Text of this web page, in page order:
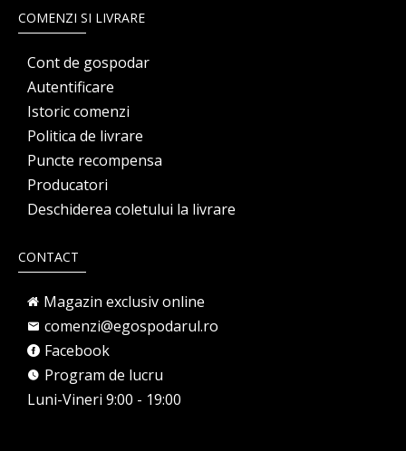
COMENZI SI LIVRARE
Cont de gospodar
Autentificare
Istoric comenzi
Politica de livrare
Puncte recompensa
Producatori
Deschiderea coletului la livrare
CONTACT
Magazin exclusiv online
comenzi@egospodarul.ro
Facebook
Program de lucru
Luni-Vineri 9:00 - 19:00